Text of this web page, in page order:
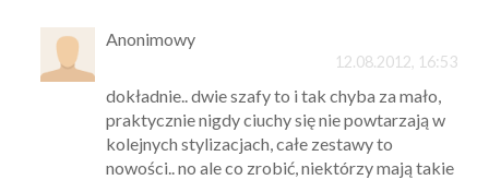
Anonimowy
12.08.2012, 16:53
dokładnie.. dwie szafy to i tak chyba za mało,
praktycznie nigdy ciuchy się nie powtarzają w
kolejnych stylizacjach, całe zestawy to
nowości.. no ale co zrobić, niektórzy mają takie